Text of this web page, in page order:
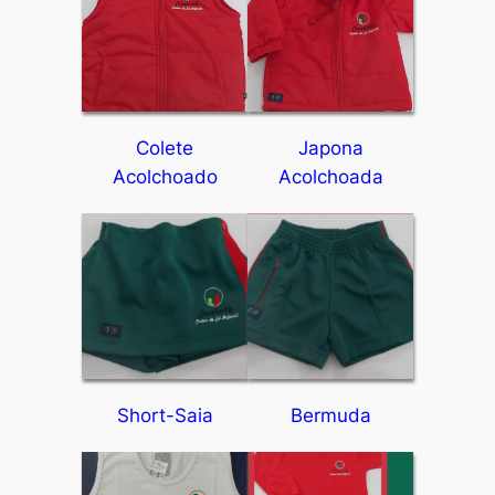
Colete
Acolchoado
Japona
Acolchoada
Short-Saia Bermuda